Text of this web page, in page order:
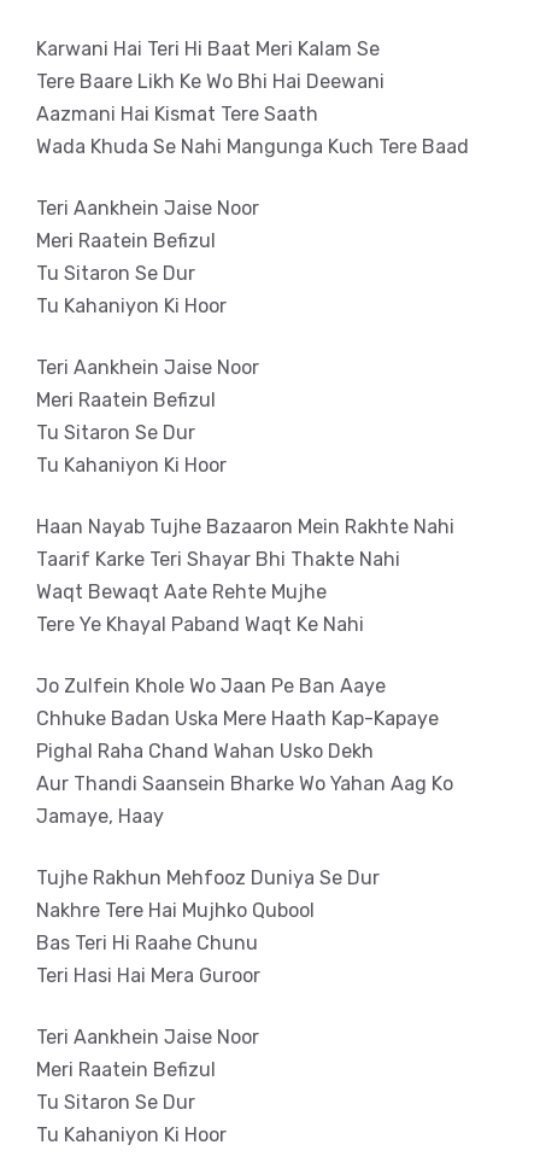
Karwani Hai Teri Hi Baat Meri Kalam Se
Tere Baare Likh Ke Wo Bhi Hai Deewani
Aazmani Hai Kismat Tere Saath
Wada Khuda Se Nahi Mangunga Kuch Tere Baad
Teri Aankhein Jaise Noor
Meri Raatein Befizul
Tu Sitaron Se Dur
Tu Kahaniyon Ki Hoor
Teri Aankhein Jaise Noor
Meri Raatein Befizul
Tu Sitaron Se Dur
Tu Kahaniyon Ki Hoor
Haan Nayab Tujhe Bazaaron Mein Rakhte Nahi
Taarif Karke Teri Shayar Bhi Thakte Nahi
Waqt Bewaqt Aate Rehte Mujhe
Tere Ye Khayal Paband Waqt Ke Nahi
Jo Zulfein Khole Wo Jaan Pe Ban Aaye
Chhuke Badan Uska Mere Haath Kap-Kapaye
Pighal Raha Chand Wahan Usko Dekh
Aur Thandi Saansein Bharke Wo Yahan Aag Ko
Jamaye, Haay
Tujhe Rakhun Mehfooz Duniya Se Dur
Nakhre Tere Hai Mujhko Qubool
Bas Teri Hi Raahe Chunu
Teri Hasi Hai Mera Guroor
Teri Aankhein Jaise Noor
Meri Raatein Befizul
Tu Sitaron Se Dur
Tu Kahaniyon Ki Hoor